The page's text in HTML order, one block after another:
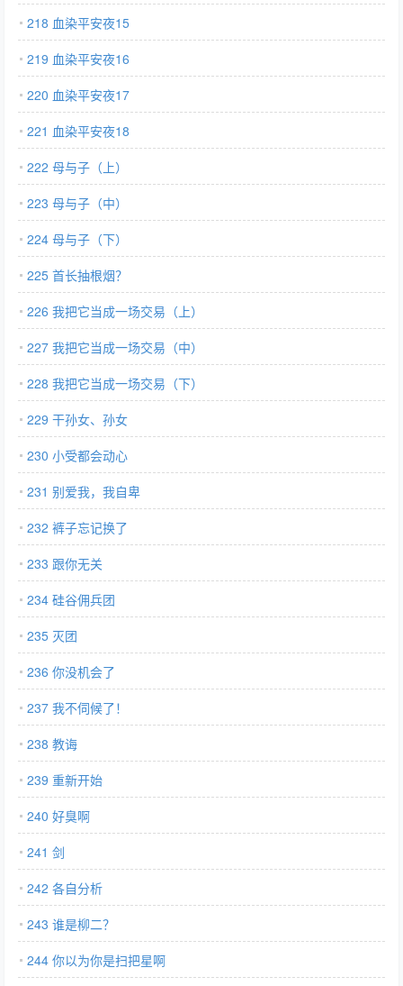
218 血染平安夜15
219 血染平安夜16
220 血染平安夜17
221 血染平安夜18
222 母与子（上）
223 母与子（中）
224 母与子（下）
225 首长抽根烟？
226 我把它当成一场交易（上）
227 我把它当成一场交易（中）
228 我把它当成一场交易（下）
229 干孙女、孙女
230 小受都会动心
231 别爱我，我自卑
232 裤子忘记换了
233 跟你无关
234 硅谷佣兵团
235 灭团
236 你没机会了
237 我不伺候了！
238 教诲
239 重新开始
240 好臭啊
241 剑
242 各自分析
243 谁是柳二？
244 你以为你是扫把星啊